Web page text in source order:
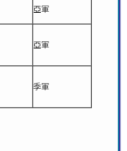
亞軍
亞軍
季軍